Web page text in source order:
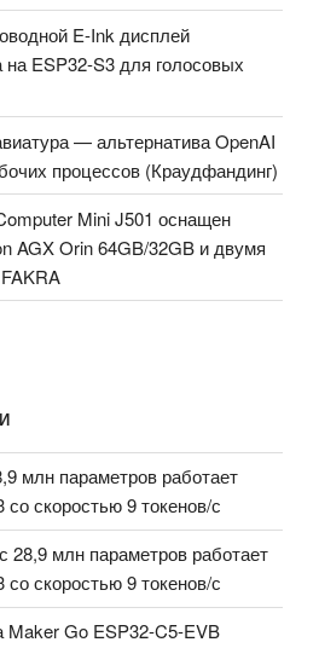
E-Ink дисплей
ESP32-S3 для голосовых
— альтернатива OpenAI
процессов (Краудфандинг)
Mini J501 оснащен
AGX Orin 64GB/32GB и двумя
млн параметров работает
скоростью 9 токенов/с
28,9 млн параметров работает
скоростью 9 токенов/с
Maker Go ESP32-C5-EVB